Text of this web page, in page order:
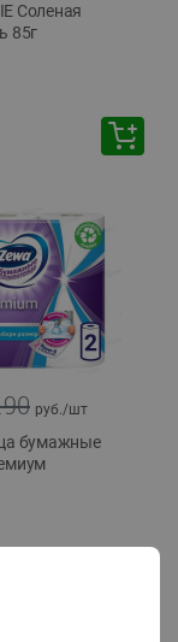
Соленая
85г
руб./шт
бумажные